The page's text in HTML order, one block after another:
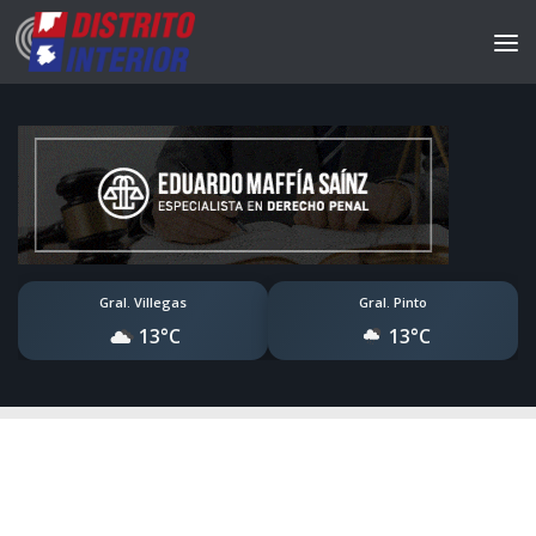
Gral. Villegas
13°C
Gral. Pinto
13°C